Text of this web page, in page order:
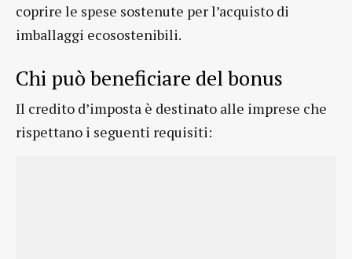
coprire le spese sostenute per l’acquisto di
imballaggi ecosostenibili.
Chi può beneficiare del bonus
Il credito d’imposta è destinato alle imprese che
rispettano i seguenti requisiti: